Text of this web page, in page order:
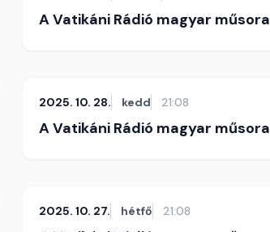
A Vatikáni Rádió magyar műsora
2025. 10. 28. kedd 21:08
A Vatikáni Rádió magyar műsora
2025. 10. 27. hétfő 21:08